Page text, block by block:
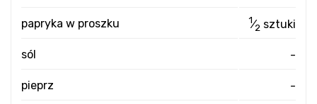
papryka w proszku 1⁄2 sztuki
sól -
pieprz -